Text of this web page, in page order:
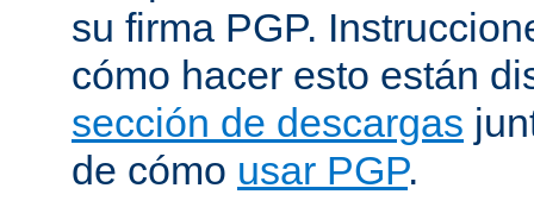
su firma PGP.
cómo hacer esto están
sección de descargas
de cómo usar PGP.